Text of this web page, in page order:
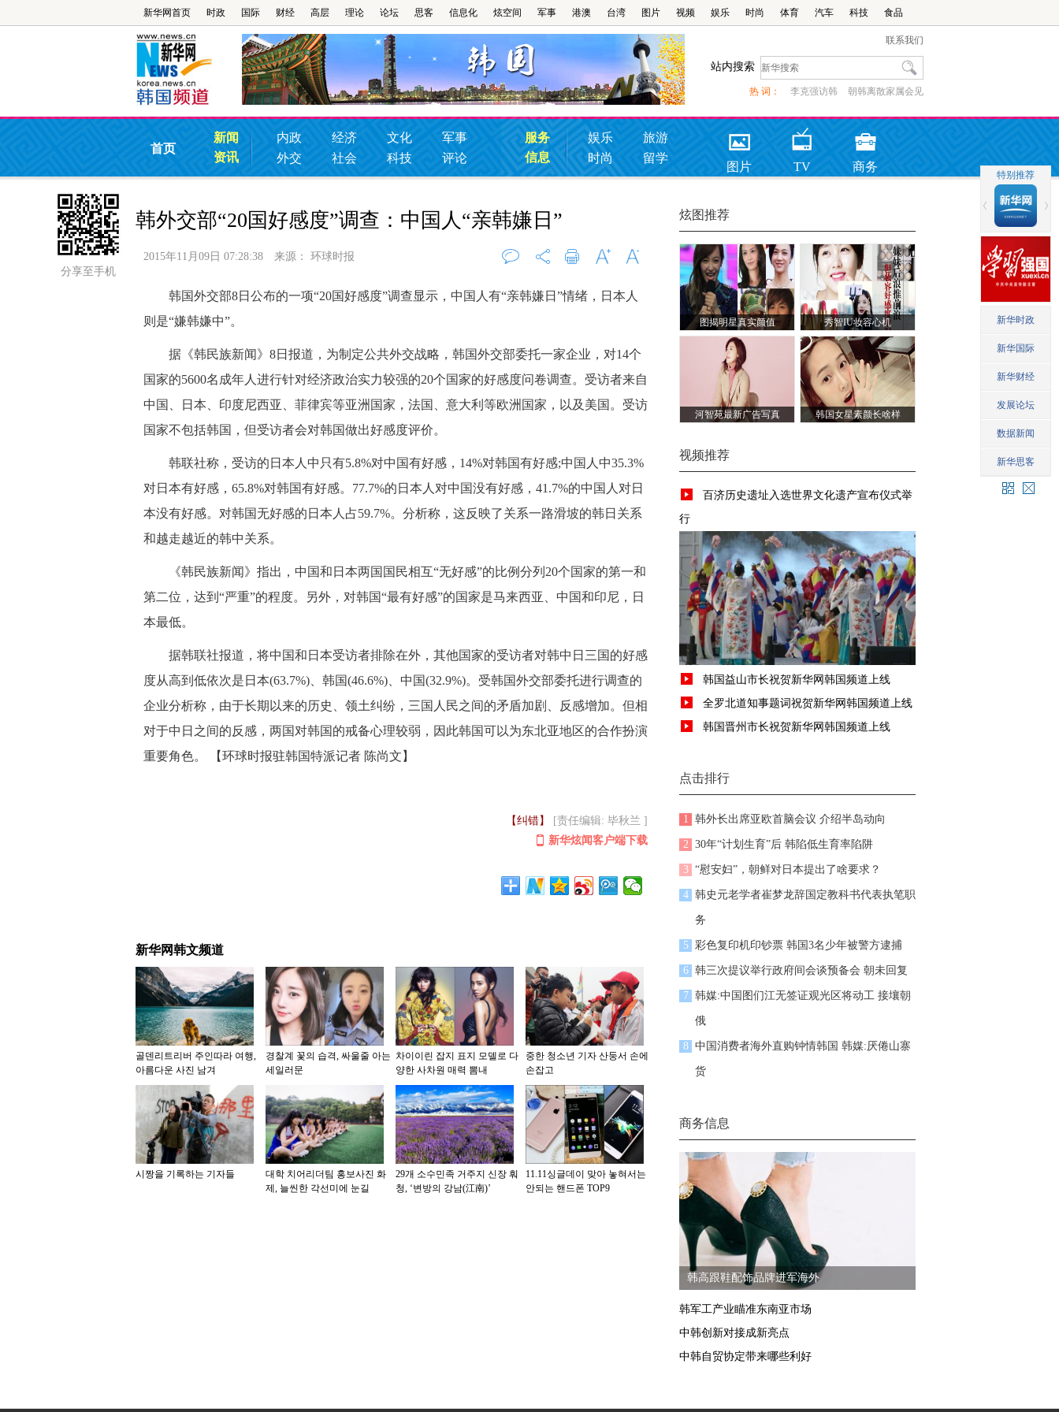
新华网首页 时政 国际 财经 高层 理论 论坛 思客 信息化 炫空间 军事 港澳 台湾 图片 视频 娱乐 时尚 体育 汽车 科技 食品
联系我们
站内搜索
热 词： 李克强访韩 朝韩离散家属会见
首页
新闻
资讯
内政 经济 文化
军事
外交
社会 科技 评论
服务
信息
娱乐
旅游
时尚
留学
图片 TV 商务
分享至手机
炫图推荐
图揭明星真实颜值 秀智IU妆容心机
河智苑最新广告写真 韩国女星素颜长啥样
视频推荐
百济历史遗址入选世界文化遗产宣布仪式举
行
韩国益山市长祝贺新华网韩国频道上线
全罗北道知事题词祝贺新华网韩国频道上线
韩国晋州市长祝贺新华网韩国频道上线
点击排行
1 韩外长出席亚欧首脑会议 介绍半岛动向
2 30年“计划生育”后 韩陷低生育率陷阱
3 “慰安妇”，朝鲜对日本提出了啥要求？
4 韩史元老学者崔梦龙辞国定教科书代表执笔职
务
5 彩色复印机印钞票 韩国3名少年被警方逮捕
6 韩三次提议举行政府间会谈预备会 朝未回复
7 韩媒:中国图们江无签证观光区将动工 接壤朝
俄
8 中国消费者海外直购钟情韩国 韩媒:厌倦山寨
货
商务信息
韩高跟鞋配饰品牌进军海外
韩军工产业瞄准东南亚市场
中韩创新对接成新亮点
中韩自贸协定带来哪些利好
韩外交部“20国好感度”调查：中国人“亲韩嫌日”
2015年11月09日 07:28:38 来源： 环球时报
评论 0 打印 字大 字小
韩国外交部8日公布的一项“20国好感度”调查显示，中国人有“亲韩嫌日”情绪，日本人
则是“嫌韩嫌中”。
据《韩民族新闻》8日报道，为制定公共外交战略，韩国外交部委托一家企业，对14个
国家的5600名成年人进行针对经济政治实力较强的20个国家的好感度问卷调查。受访者来自
中国、日本、印度尼西亚、菲律宾等亚洲国家，法国、意大利等欧洲国家，以及美国。受访
国家不包括韩国，但受访者会对韩国做出好感度评价。
韩联社称，受访的日本人中只有5.8%对中国有好感，14%对韩国有好感;中国人中35.3%
对日本有好感，65.8%对韩国有好感。77.7%的日本人对中国没有好感，41.7%的中国人对日
本没有好感。对韩国无好感的日本人占59.7%。分析称，这反映了关系一路滑坡的韩日关系
和越走越近的韩中关系。
《韩民族新闻》指出，中国和日本两国国民相互“无好感”的比例分列20个国家的第一和
第二位，达到“严重”的程度。另外，对韩国“最有好感”的国家是马来西亚、中国和印尼，日
本最低。
据韩联社报道，将中国和日本受访者排除在外，其他国家的受访者对韩中日三国的好感
度从高到低依次是日本(63.7%)、韩国(46.6%)、中国(32.9%)。受韩国外交部委托进行调查的
企业分析称，由于长期以来的历史、领土纠纷，三国人民之间的矛盾加剧、反感增加。但相
对于中日之间的反感，两国对韩国的戒备心理较弱，因此韩国可以为东北亚地区的合作扮演
重要角色。 【环球时报驻韩国特派记者 陈尚文】
【纠错】
[责任编辑: 毕秋兰 ]
新华炫闻客户端下载
新华网韩文频道
골덴리트리버 주인따라 여행,
아름다운 사진 남겨
경찰계 꽃의 습격, 싸울줄 아는
세일러문
차이이린 잡지 표지 모델로 다
양한 사차원 매력 뽐내
중한 청소년 기자 산둥서 손에
손잡고
시짱을 기록하는 기자들
대학 치어리더팀 홍보사진 화
제, 늘씬한 각선미에 눈길
29개 소수민족 거주지 신장 훠
청, ‘변방의 강남(江南)’
11.11싱글데이 맞아 놓혀서는
안되는 핸드폰 TOP9